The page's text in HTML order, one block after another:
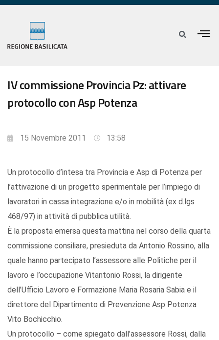
IV commissione Provincia Pz: attivare
protocollo con Asp Potenza
15 Novembre 2011 13:58
Un protocollo d’intesa tra Provincia e Asp di Potenza per
l’attivazione di un progetto sperimentale per l’impiego di
lavoratori in cassa integrazione e/o in mobilità (ex d.lgs
468/97) in attività di pubblica utilità.
È la proposta emersa questa mattina nel corso della quarta
commissione consiliare, presieduta da Antonio Rossino, alla
quale hanno partecipato l’assessore alle Politiche per il
lavoro e l’occupazione Vitantonio Rossi, la dirigente
dell’Ufficio Lavoro e Formazione Maria Rosaria Sabia e il
direttore del Dipartimento di Prevenzione Asp Potenza
Vito Bochicchio.
Un protocollo – come spiegato dall’assessore Rossi, dalla